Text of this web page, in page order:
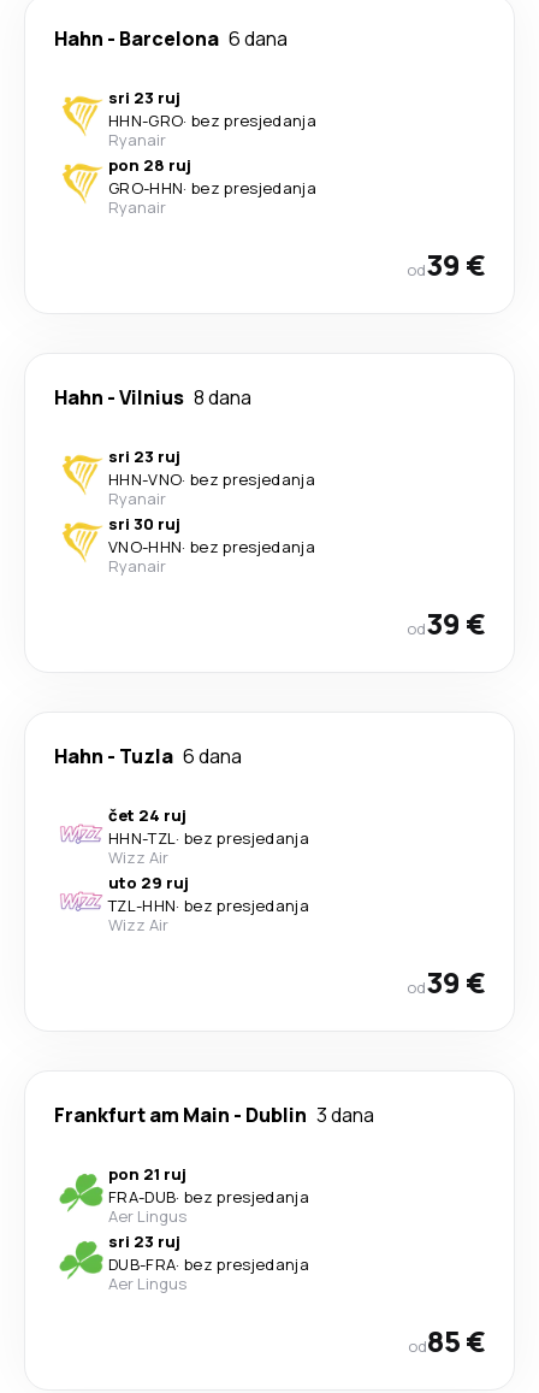
Hahn - Barcelona 6 dana
sri 23 ruj
HHN-GRO· bez presjedanja
Ryanair
pon 28 ruj
GRO-HHN· bez presjedanja
Ryanair
od39 €
Hahn -Vilnius 8 dana
sri 23 ruj
HHN-VNO· bez presjedanja
Ryanair
sri 30 ruj
VNO-HHN· bez presjedanja
Ryanair
od39 €
Hahn - Tuzla 6 dana
čet 24 ruj
HHN-TZL· bez presjedanja
Wizz Air
uto 29 ruj
TZL-HHN· bez presjedanja
Wizz Air
od39 €
Frankfurt am Main - Dublin 3 dana
pon 21 ruj
FRA-DUB· bez presjedanja
Aer Lingus
sri 23 ruj
DUB-FRA· bez presjedanja
Aer Lingus
od85 €